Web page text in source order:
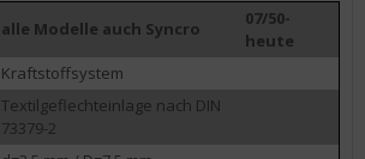
alle Modelle auch Syncro
07/50-
heute
Kraftstoffsystem
Textilgeflechteinlage nach DIN
73379-2